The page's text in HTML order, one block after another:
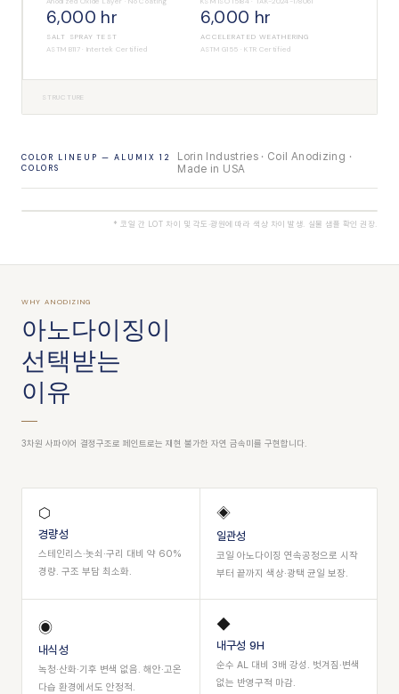
6,000 hr
SALT SPRAY TEST
ASTM B117 · Intertek Certified
6,000 hr
ACCELERATED WEATHERING
ASTM G155 · KTR Certified
STRUCTURE
COLOR LINEUP — ALUMIX 12
COLORS
Lorin Industries · Coil Anodizing ·
Made in USA
* 코일 간 LOT 차이 및 각도·광원에 따라 색상 차이 발생. 실물 샘플 확인 권장.
WHY ANODIZING
아노다이징이
선택받는
이유
3차원 사파이어 결정구조로 페인트로는 재현 불가한 자연 금속미를 구현합니다.
⬡
경량성
스테인리스·놋쇠·구리 대비 약 60%
경량. 구조 부담 최소화.
◈
일관성
코일 아노다이징 연속공정으로 시작
부터 끝까지 색상·광택 균일 보장.
◉
내식성
녹청·산화·기후 변색 없음. 해안·고온
다습 환경에서도 안정적.
◆
내구성 9H
순수 AL 대비 3배 강성. 벗겨짐·변색
없는 반영구적 마감.